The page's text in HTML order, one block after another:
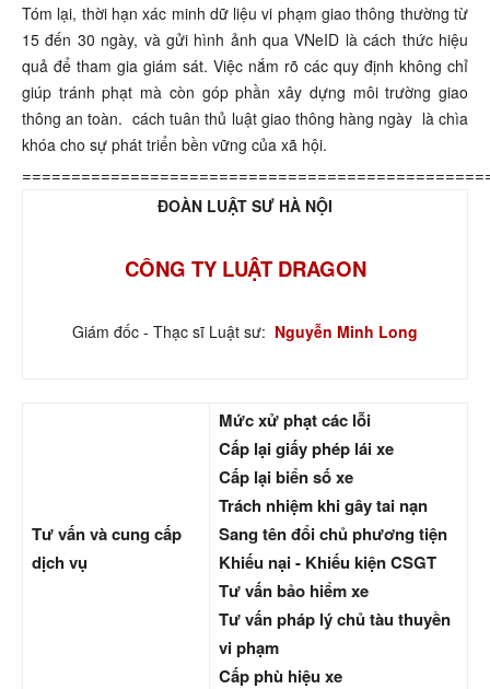
Tóm lại, thời hạn xác minh dữ liệu vi phạm giao thông thường từ
15 đến 30 ngày, và gửi hình ảnh qua VNeID là cách thức hiệu
quả để tham gia giám sát. Việc nắm rõ các quy định không chỉ
giúp tránh phạt mà còn góp phần xây dựng môi trường giao
thông an toàn. cách tuân thủ luật giao thông hàng ngày là chìa
khóa cho sự phát triển bền vững của xã hội.
ĐOÀN LUẬT SƯ HÀ NỘI
CÔNG TY LUẬT DRAGON
Giám đốc - Thạc sĩ Luật sư: Nguyễn Minh Long
Tư vấn và cung cấp
dịch vụ
Mức xử phạt các lỗi
Cấp lại giấy phép lái xe
Cấp lại biển số xe
Trách nhiệm khi gây tai nạn
Sang tên đổi chủ phương tiện
Khiếu nại - Khiếu kiện CSGT
Tư vấn bảo hiểm xe
Tư vấn pháp lý chủ tàu thuyền
vi phạm
Cấp phù hiệu xe